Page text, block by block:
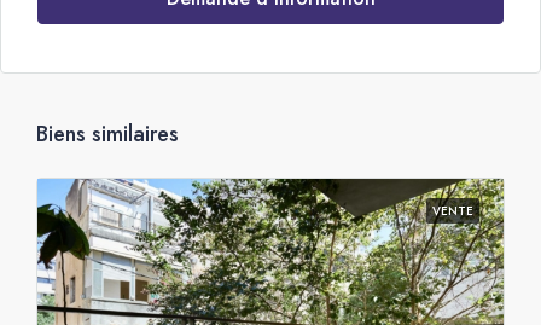
Biens similaires
VENTE